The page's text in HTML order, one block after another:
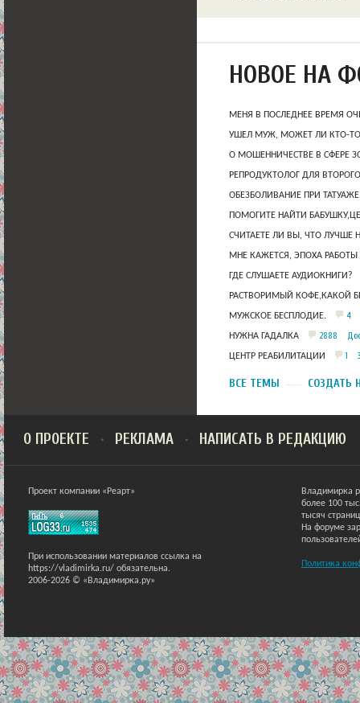
НОВОЕ НА
МЕНЯ В ПОСЛЕДНЕЕ ВРЕМЯ
УШЕЛ МУЖ, МОЖЕТ ЛИ КТО-ТО
О МОШЕННИЧЕСТВЕ В СФЕРЕ
РЕПРОДУКТОЛОГ ДЛЯ
ОБЕЗБОЛИВАНИЕ ПРИ
ПОМОГИТЕ НАЙТИ
СЧИТАЕТЕ ЛИ ВЫ, ЧТО ЛУЧШЕ
МНЕ КАЖЕТСЯ, ЭПОХА
ГДЕ СЛУШАЕТЕ АУДИОКНИГИ?
РАСТВОРИМЫЙ КОФЕ,КАКОЙ
МУЖСКОЕ БЕСПЛОДИЕ. 4
НУЖНА ГАДАЛКА 2888
ЦЕНТР РЕАБИЛИТАЦИИ 1
ВСЕ ТЕМЫ СОЗДАТЬ
О ПРОЕКТЕ РЕКЛАМА НАПИСАТЬ В РЕДАКЦИЮ
Проект компании «Реарт»
При использовании материалов ссылка на
https://vladimirka.ru/ обязательна.
2006-2026 © «Владимирка.ру»
Владимирка
более 100
тысяч
На форуме
Политика